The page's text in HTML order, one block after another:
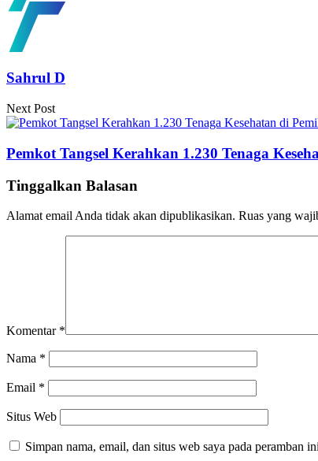
Sahrul D
Next Post
Pemkot Tangsel Kerahkan 1.230 Tenaga
Tinggalkan Balasan
Alamat email Anda tidak akan dipublikasikan. Ruas yang
Komentar *
Nama *
Email *
Situs Web
Simpan nama, email, dan situs web saya pada peramban